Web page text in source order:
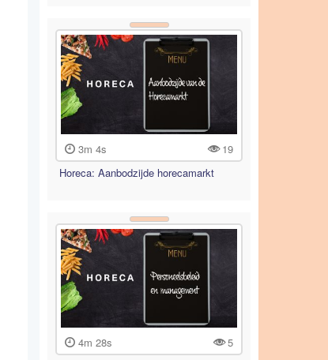
3m 4s
19
Horeca: Aanbodzijde horecamarkt
4m 28s
5